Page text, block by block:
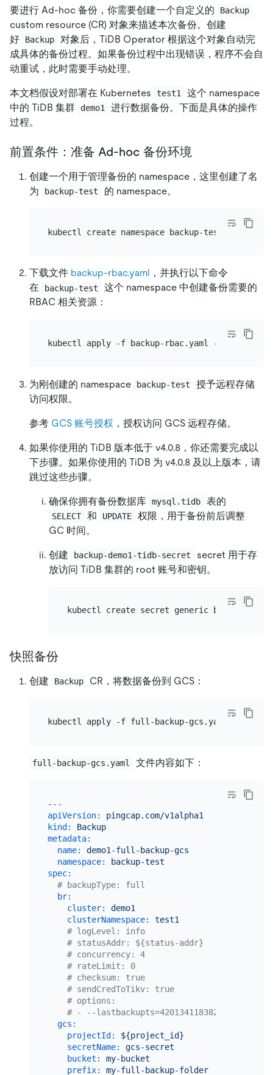
要进行 Ad-hoc 备份，你需要创建一个自定义的 Backup
custom resource (CR) 对象来描述本次备份。创建
好
Backup
对象后，TiDB Operator 根据这个对象自动完
成具体的备份过程。如果备份过程中出现错误，程序不会自
动重试，此时需要手动处理。
本文档假设对部署在 Kubernetes test1
这个 namespace
中的 TiDB 集群
demo1
进行数据备份。下面是具体的操作
过程。
前置条件：准备 Ad-hoc 备份环境
创建一个用于管理备份的 namespace，这里创建了名
为
backup-test 的 namespace。
下载文件 backup-rbac.yaml ，并执行以下命令
在
backup-test
这个 namespace 中创建备份需要的
RBAC 相关资源：
为刚创建的 namespace backup-test
授予远程存储
访问权限。
参考 GCS 账号授权 ，授权访问 GCS 远程存储。
如果你使用的 TiDB 版本低于 v4.0.8，你还需要完成以
下步骤。如果你使用的 TiDB 为 v4.0.8 及以上版本，请
跳过这些步骤。
确保你拥有备份数据库 mysql.tidb 表的
SELECT 和 UPDATE
权限，用于备份前后调整
GC 时间。
创建 backup-demo1-tidb-secret
secret 用于存
放访问 TiDB 集群的 root 账号和密钥。
快照备份
创建 Backup CR，将数据备份到 GCS：
full-backup-gcs.yaml 文件内容如下：
---
apiVersion:
pingcap.com/v1alpha1
kind:
Backup
metadata:
name:
demo1-full-backup-gcs
namespace:
backup-test
spec:
# backupType: full
br:
cluster:
demo1
clusterNamespace:
test1
# logLevel: info
# statusAddr: ${status-addr}
# concurrency: 4
# rateLimit: 0
# checksum: true
# sendCredToTikv: true
# options:
# - --lastbackupts=420134118382108673
gcs:
projectId:
${project_id}
secretName:
gcs-secret
bucket:
my-bucket
prefix:
my-full-backup-folder